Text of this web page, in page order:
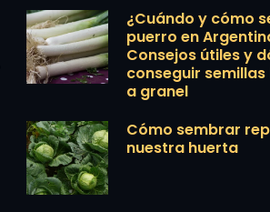
¿Cuándo y cómo
puerro en
Consejos útiles y
conseguir
a granel
Cómo sembrar
nuestra huerta